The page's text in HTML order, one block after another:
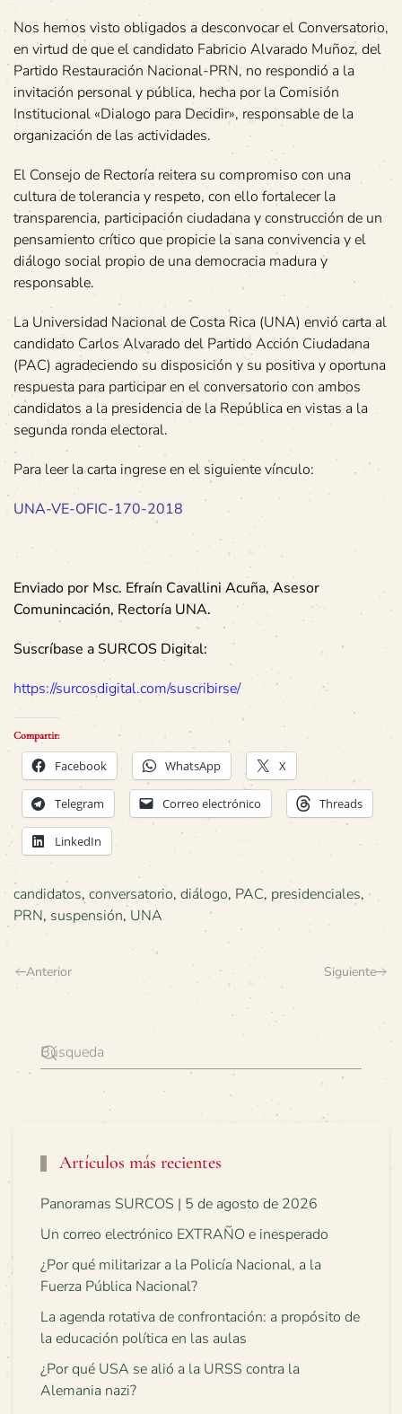
Nos hemos visto obligados a desconvocar el Conversatorio,
en virtud de que el candidato Fabricio Alvarado Muñoz, del
Partido Restauración Nacional-PRN, no respondió a la
invitación personal y pública, hecha por la Comisión
Institucional «Dialogo para Decidir», responsable de la
organización de las actividades.
El Consejo de Rectoría reitera su compromiso con una
cultura de tolerancia y respeto, con ello fortalecer la
transparencia, participación ciudadana y construcción de un
pensamiento crítico que propicie la sana convivencia y el
diálogo social propio de una democracia madura y
responsable.
La Universidad Nacional de Costa Rica (UNA) envió carta al
candidato Carlos Alvarado del Partido Acción Ciudadana
(PAC) agradeciendo su disposición y su positiva y oportuna
respuesta para participar en el conversatorio con ambos
candidatos a la presidencia de la República en vistas a la
segunda ronda electoral.
Para leer la carta ingrese en el siguiente vínculo:
UNA-VE-OFIC-170-2018
Enviado por Msc. Efraín Cavallini Acuña, Asesor
Comunincación, Rectoría UNA.
Suscríbase a SURCOS Digital:
https://surcosdigital.com/suscribirse/
Compartir:
Facebook WhatsApp X
Telegram Correo electrónico Threads
LinkedIn
candidatos, conversatorio, diálogo, PAC, presidenciales,
PRN, suspensión, UNA
Anterior Siguiente
Artículos más recientes
Panoramas SURCOS | 5 de agosto de 2026
Un correo electrónico EXTRAÑO e inesperado
¿Por qué militarizar a la Policía Nacional, a la
Fuerza Pública Nacional?
La agenda rotativa de confrontación: a propósito de
la educación política en las aulas
¿Por qué USA se alió a la URSS contra la
Alemania nazi?